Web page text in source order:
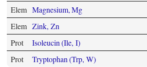
Elem Magnesium, Mg
Elem Zink, Zn
Prot
Isoleucin (Ile, I)
Prot
Tryptophan (Trp, W)